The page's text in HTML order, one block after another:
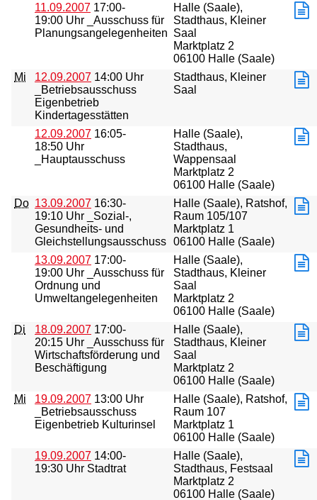
11.09.2007 17:00-
19:00 Uhr _Ausschuss für
Planungsangelegenheiten
Halle (Saale),
Stadthaus, Kleiner
Saal
Marktplatz 2
06100 Halle (Saale)
Mi
12.09.2007 14:00 Uhr
_Betriebsausschuss
Eigenbetrieb
Kindertagesstätten
Stadthaus, Kleiner
Saal
12.09.2007 16:05-
18:50 Uhr
_Hauptausschuss
Halle (Saale),
Stadthaus,
Wappensaal
Marktplatz 2
06100 Halle (Saale)
Do 13.09.2007 16:30-
19:10 Uhr _Sozial-,
Gesundheits- und
Gleichstellungsausschuss
Halle (Saale), Ratshof,
Raum 105/107
Marktplatz 1
06100 Halle (Saale)
13.09.2007 17:00-
19:00 Uhr _Ausschuss für
Ordnung und
Umweltangelegenheiten
Halle (Saale),
Stadthaus, Kleiner
Saal
Marktplatz 2
06100 Halle (Saale)
Di
18.09.2007 17:00-
20:15 Uhr _Ausschuss für
Wirtschaftsförderung und
Beschäftigung
Halle (Saale),
Stadthaus, Kleiner
Saal
Marktplatz 2
06100 Halle (Saale)
Mi
19.09.2007 13:00 Uhr
_Betriebsausschuss
Eigenbetrieb Kulturinsel
Halle (Saale), Ratshof,
Raum 107
Marktplatz 1
06100 Halle (Saale)
19.09.2007 14:00-
19:30 Uhr Stadtrat
Halle (Saale),
Stadthaus, Festsaal
Marktplatz 2
06100 Halle (Saale)